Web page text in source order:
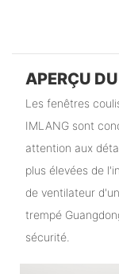
APERÇU
Les fenêtres
IMLANG sont
attention aux
plus élevées de
de ventilateur
trempé
sécurité.